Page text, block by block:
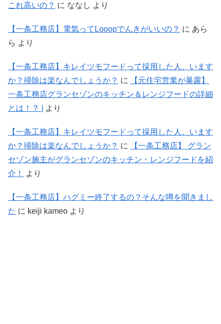
これ高いの？ に ななし より
【一条工務店】電気ってLooopでんきがいいの？ に あら
ら より
【一条工務店】キレイツモフードって採用した人、います
か？掃除は楽なんでしょうか？ に
【元住宅営業が暴露】
一条工務店グランセゾンのキッチン＆レンジフードの詳細
とは！？ |
より
【一条工務店】キレイツモフードって採用した人、います
か？掃除は楽なんでしょうか？ に
【一条工務店】 グラン
セゾン施主がグランセゾンのキッチン・レンジフードを紹
介！
より
【一条工務店】ハグミー終了するの？そんな噂を聞きまし
た に keiji kameo より